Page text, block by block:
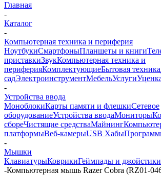
Главная
-
Каталог
-
Компьютерная техника и периферия
НоутбукиСмартфоныПланшеты и книги
приставкиЗвукКомпьютерная техника и
периферияКомплектующиеБытовая техника
садЭлектроинструментМебельУслуги
-
Устройства ввода
МоноблокиКарты памяти и флешкиСетевое
оборудованиеУстройства вводаМониторы
сбореЧистящие средстваМайнинг
платформыВеб-камерыUSB Хабы
-
Мышки
КлавиатурыКоврикиГеймпады и джойстики
-Компьютерная мышь Razer Cobra (RZ01-